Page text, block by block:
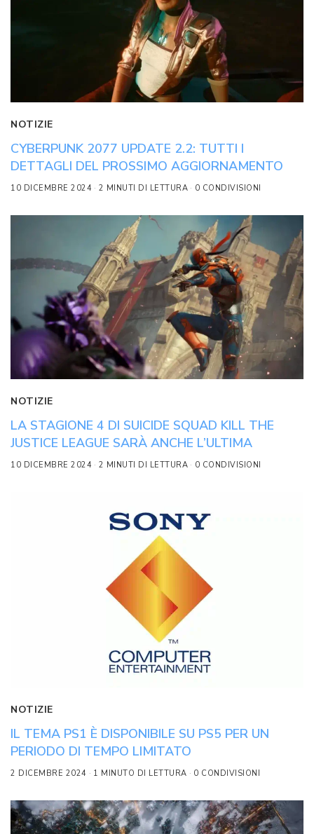
NOTIZIE
CYBERPUNK 2077 UPDATE 2.2: TUTTI I
DETTAGLI DEL PROSSIMO AGGIORNAMENTO
10 DICEMBRE 2024 2 MINUTI DI LETTURA 0 CONDIVISIONI
NOTIZIE
LA STAGIONE 4 DI SUICIDE SQUAD KILL THE
JUSTICE LEAGUE SARÀ ANCHE L’ULTIMA
10 DICEMBRE 2024 2 MINUTI DI LETTURA 0 CONDIVISIONI
NOTIZIE
IL TEMA PS1 È DISPONIBILE SU PS5 PER UN
PERIODO DI TEMPO LIMITATO
2 DICEMBRE 2024 1 MINUTO DI LETTURA 0 CONDIVISIONI